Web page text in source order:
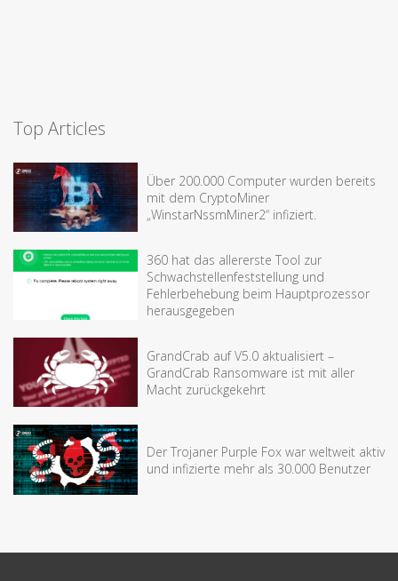
Top Articles
Über 200.000 Computer wurden bereits
mit dem CryptoMiner
„WinstarNssmMiner2“ infiziert.
360 hat das allererste Tool zur
Schwachstellenfeststellung und
Fehlerbehebung beim Hauptprozessor
herausgegeben
GrandCrab auf V5.0 aktualisiert –
GrandCrab Ransomware ist mit aller
Macht zurückgekehrt
Der Trojaner Purple Fox war weltweit aktiv
und infizierte mehr als 30.000 Benutzer